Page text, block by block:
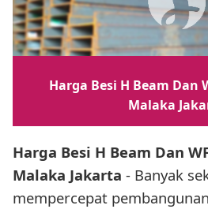
Harga Besi H Beam Dan
Malaka
Harga Besi H Beam Dan
Malaka Jakarta - Banyak
mempercepat